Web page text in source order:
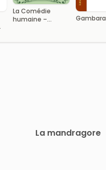
La Comédie
humaine –
Gambara
La mandragore